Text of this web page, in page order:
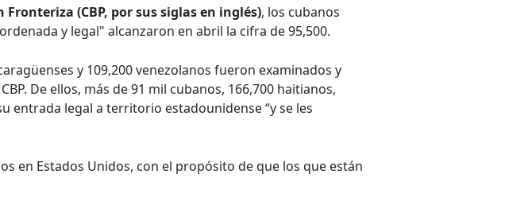
(CBP, por sus siglas en inglés), los cubanos
y legal" alcanzaron en abril la cifra de 95,500.
y 109,200 venezolanos fueron examinados y
De ellos, más de 91 mil cubanos, 166,700 haitianos,
entrada legal a territorio estadounidense “y se les
en Estados Unidos, con el propósito de que los que están